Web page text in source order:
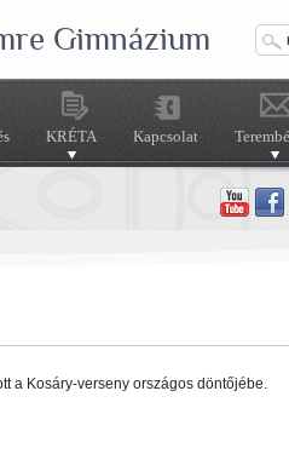
Gimnázium
KRÉTA Kapcsolat
a Kosáry-verseny országos döntőjébe.